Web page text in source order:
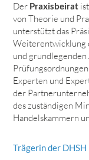
Der Praxisbeirat
von Theorie und
unterstützt das
Weiterentwicklung
und
Experten und
der
des zuständigen
Handelskammern
Trägerin der DHSH